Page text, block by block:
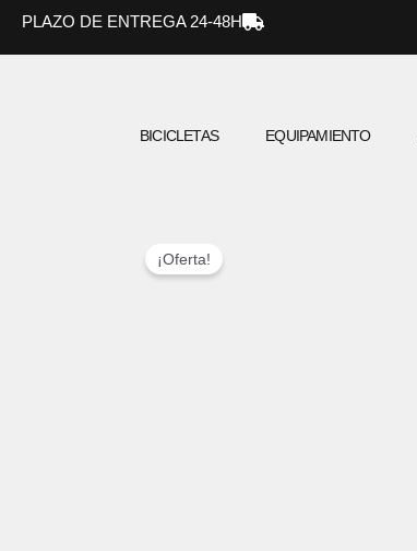
PLAZO DE ENTREGA 24-48H
BICICLETAS EQUIPAMIENTO
¡Oferta!